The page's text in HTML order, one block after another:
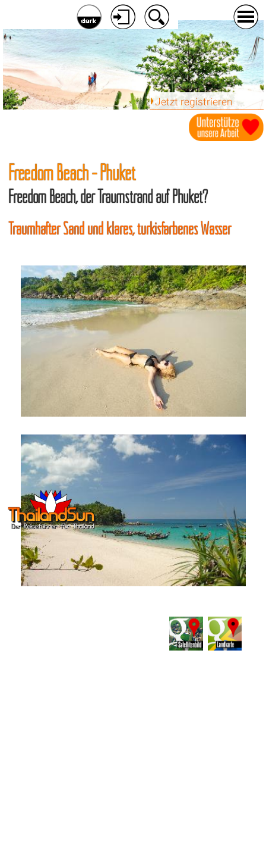
Jetzt registrieren
Freedom Beach - Phuket
Freedom Beach, der Traumstrand auf Phuket?
Traumhafter Sand und klares, türkisfarbenes Wasser